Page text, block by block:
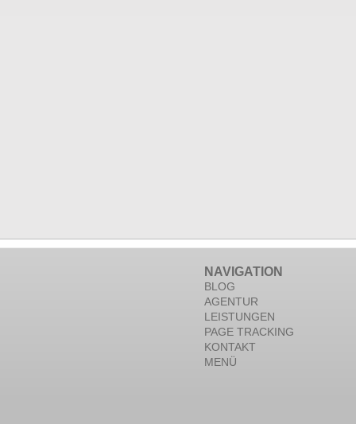
NAVIGATION
BLOG
AGENTUR
LEISTUNGEN
PAGE TRACKING
KONTAKT
MENÜ